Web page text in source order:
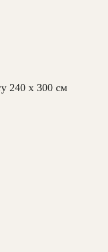
240 х 300 см